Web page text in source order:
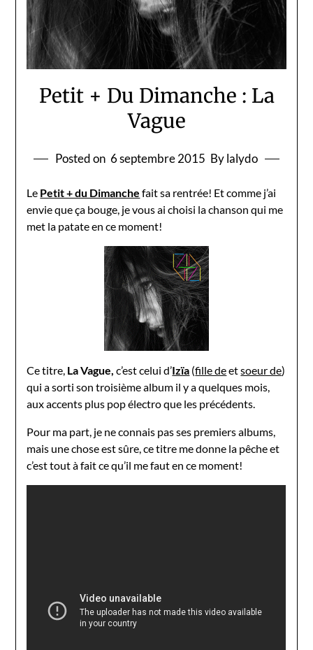
Petit + Du Dimanche : La
Vague
Posted on 6 septembre 2015 By lalydo
Le Petit + du Dimanche fait sa rentrée! Et comme j’ai
envie que ça bouge, je vous ai choisi la chanson qui me
met la patate en ce moment!
Ce titre, La Vague, c’est celui d’Izïa (fille deetsoeur de)
qui a sorti son troisième album il y a quelques mois,
aux accents plus pop électro que les précédents.
Pour ma part, je ne connais pas ses premiers albums,
mais une chose est sûre, ce titre me donne la pêche et
c’est tout à fait ce qu’il me faut en ce moment!